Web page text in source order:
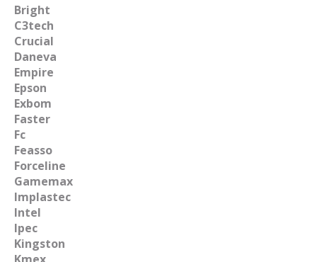
Bright
C3tech
Crucial
Daneva
Empire
Epson
Exbom
Faster
Fc
Feasso
Forceline
Gamemax
Implastec
Intel
Ipec
Kingston